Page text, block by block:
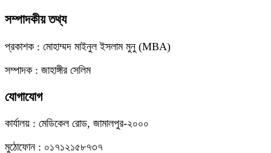
সম্পাদকীয় তথ্য
প্রকাশক : মোহাম্মদ মাইনুল ইসলাম মুনু (MBA)
সম্পাদক : জাহাঙ্গীর সেলিম
যোগাযোগ
কার্যালয় : মেডিকেল রোড, জামালপুর-২০০০
মুঠোফোন : ০১৭১২১৫৮৭৩৭